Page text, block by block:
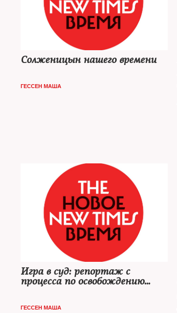
Солженицын нашего времени
ГЕССЕН МАША
Игра в суд: репортаж с
процесса по освобождению
ГЕССЕН МАША